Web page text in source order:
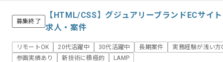
募集終了
【HTML/CSS】グジュアリーブランドECサイ
求人・案件
リモートOK 20代活躍中 30代活躍中 長期案件
実務経験が浅い方
参画実績あり
新技術に積極的 LAMP